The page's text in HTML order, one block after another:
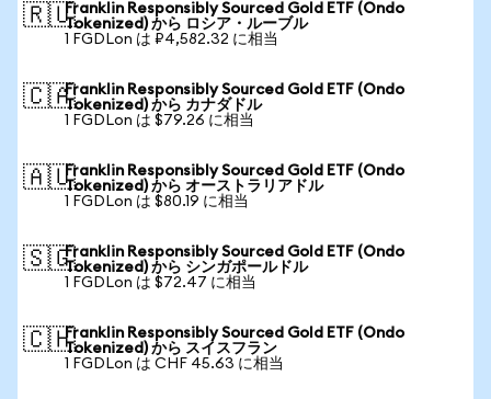
🇷🇺Franklin Responsibly Sourced Gold ETF (Ondo
Tokenized) から ロシア・ルーブル
1 FGDLon は ₽4,582.32 に相当
🇨🇦Franklin Responsibly Sourced Gold ETF (Ondo
Tokenized) から カナダドル
1 FGDLon は $79.26 に相当
🇦🇺Franklin Responsibly Sourced Gold ETF (Ondo
Tokenized) から オーストラリアドル
1 FGDLon は $80.19 に相当
🇸🇬Franklin Responsibly Sourced Gold ETF (Ondo
Tokenized) から シンガポールドル
1 FGDLon は $72.47 に相当
🇨🇭Franklin Responsibly Sourced Gold ETF (Ondo
Tokenized) から スイスフラン
1 FGDLon は CHF 45.63 に相当